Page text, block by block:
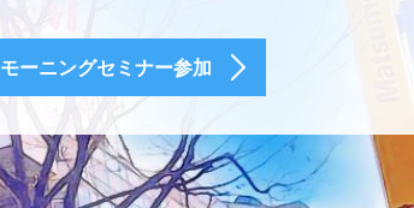
モーニングセミナー参加